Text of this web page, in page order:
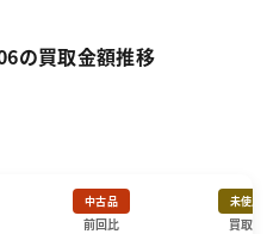
の買取金額推移
中古品
前回比
未使用
買取